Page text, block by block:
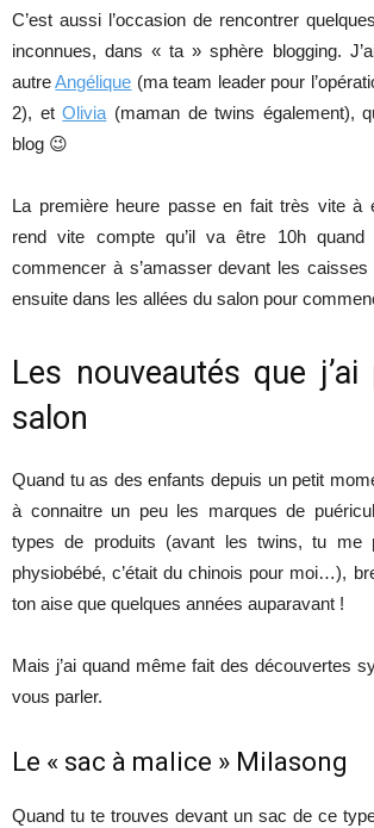
C’est aussi l’occasion de rencontrer
inconnues, dans « ta » sphère blogging.
autreAngélique (ma team leader pour
2), etOlivia (maman de twins également),
blog 😉
La première heure passe en fait très vite à
rend vite compte qu’il va être 10h
commencer à s’amasser devant les
ensuite dans les allées du salon pour
Les nouveautés que
salon
Quand tu as des enfants depuis un petit
à connaitre un peu les marques de
types de produits (avant les twins, tu me
physiobébé, c’était du chinois pour moi…),
ton aise que quelques années auparavant !
Mais j’ai quand même fait des découvertes
vous parler.
Le « sac à malice » Milasong
Quand tu te trouves devant un sac de ce